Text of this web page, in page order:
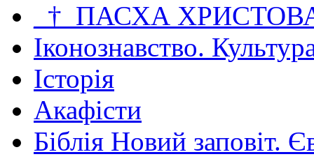
_†_ПАСХА
Іконознавство.
Історія
Акафісти
Біблія Новий заповіт.